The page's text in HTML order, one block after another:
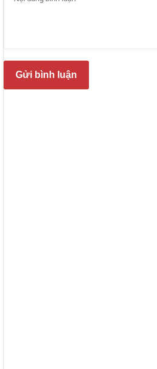
– Độ dày: 12mm
– Kích thước tấm: 1220 x 168 mm
Gửi bình luận